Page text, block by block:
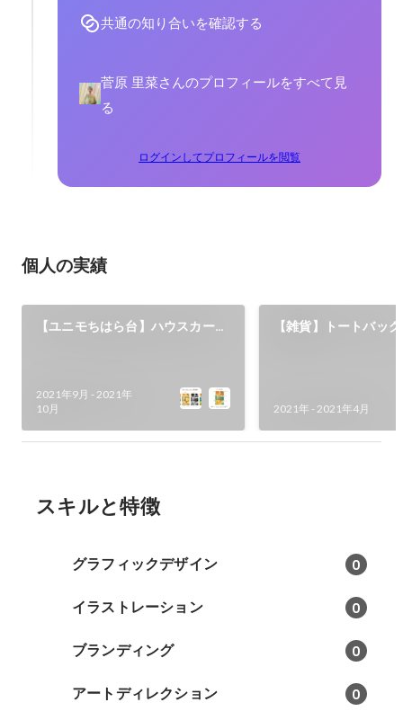
共通の知り合いを確認する
菅原 里菜さんのプロフィールをすべて見
る
ログインしてプロフィールを閲覧
個人の実績
【ユニモちはら台】ハウスカード
2021年9月 -2021年
10月
【雑貨】トートバッ
2021年 -2021年4月
スキルと特徴
グラフィックデザイン 0
イラストレーション 0
ブランディング 0
アートディレクション 0